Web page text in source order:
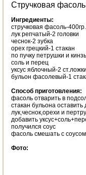
Стручковая
Ингредиенты:
стручковая фасоль-
лук репчатый-2 головки
чеснок-2 зубка
орех грецкий-1 стакан
по пучку петрушки и
соль и перец
уксус яблочный-2
бульон фасолевый-1
Способ приготовления:
фасоль отварить в
стакан бульона оставить
лук,чеснок,орехи и
добавить
получился соус
фасоль смешать с
Фото: